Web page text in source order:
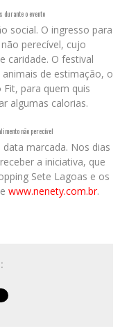
durante o evento
social. O ingresso para
perecível, cujo
caridade. O festival
de estimação, o
Fit, para quem quis
algumas calorias.
não perecível
marcada. Nos dias
a iniciativa, que
Sete Lagoas e os
www.nenety.com.br.